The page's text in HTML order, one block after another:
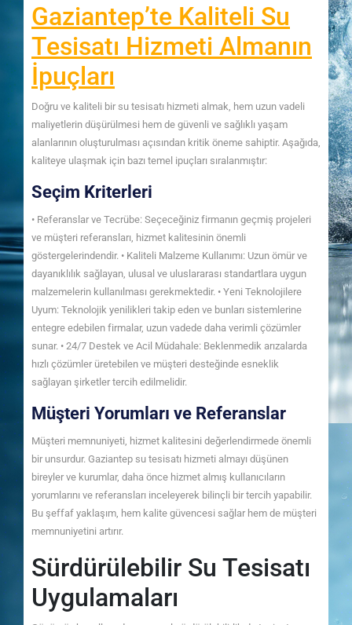
Gaziantep’te Kaliteli Su
Tesisatı Hizmeti Almanın
İpuçları
Doğru ve kaliteli bir su tesisatı hizmeti almak, hem uzun vadeli
maliyetlerin düşürülmesi hem de güvenli ve sağlıklı yaşam
alanlarının oluşturulması açısından kritik öneme sahiptir. Aşağıda,
kaliteye ulaşmak için bazı temel ipuçları sıralanmıştır:
Seçim Kriterleri
• Referanslar ve Tecrübe: Seçeceğiniz firmanın geçmiş projeleri
ve müşteri referansları, hizmet kalitesinin önemli
göstergelerindendir. • Kaliteli Malzeme Kullanımı: Uzun ömür ve
dayanıklılık sağlayan, ulusal ve uluslararası standartlara uygun
malzemelerin kullanılması gerekmektedir. • Yeni Teknolojilere
Uyum: Teknolojik yenilikleri takip eden ve bunları sistemlerine
entegre edebilen firmalar, uzun vadede daha verimli çözümler
sunar. • 24/7 Destek ve Acil Müdahale: Beklenmedik arızalarda
hızlı çözümler üretebilen ve müşteri desteğinde esneklik
sağlayan şirketler tercih edilmelidir.
Müşteri Yorumları ve Referanslar
Müşteri memnuniyeti, hizmet kalitesini değerlendirmede önemli
bir unsurdur. Gaziantep su tesisatı hizmeti almayı düşünen
bireyler ve kurumlar, daha önce hizmet almış kullanıcıların
yorumlarını ve referansları inceleyerek bilinçli bir tercih yapabilir.
Bu şeffaf yaklaşım, hem kalite güvencesi sağlar hem de müşteri
memnuniyetini artırır.
Sürdürülebilir Su Tesisatı
Uygulamaları